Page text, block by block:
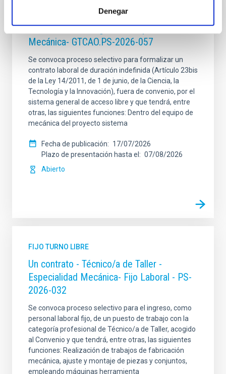
Denegar
CONTRATO INDEFINIDO
Dos contratos - Ingeniería Especialidad
Mecánica- GTCAO.PS-2026-057
Se convoca proceso selectivo para formalizar un
contrato laboral de duración indefinida (Artículo 23bis
de la Ley 14/2011, de 1 de junio, de la Ciencia, la
Tecnología y la Innovación), fuera de convenio, por el
sistema general de acceso libre y que tendrá, entre
otras, las siguientes funciones: Dentro del equipo de
mecánica del proyecto sistema
Fecha de publicación
17/07/2026
Plazo de presentación hasta el
07/08/2026
Abierto
FIJO TURNO LIBRE
Un contrato - Técnico/a de Taller -
Especialidad Mecánica- Fijo Laboral - PS-
2026-032
Se convoca proceso selectivo para el ingreso, como
personal laboral fijo, de un puesto de trabajo con la
categoría profesional de Técnico/a de Taller, acogido
al Convenio y que tendrá, entre otras, las siguientes
funciones: Realización de trabajos de fabricación
mecánica, ajuste y montaje de piezas y conjuntos,
empleando máquinas herramienta